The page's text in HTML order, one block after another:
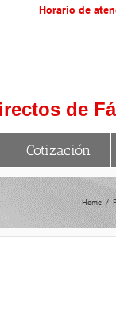
Horario de
de
Cotización
Home